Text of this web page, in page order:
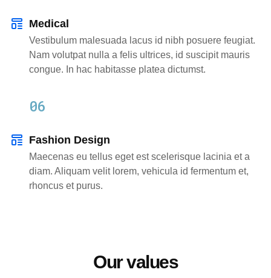
Medical
Vestibulum malesuada lacus id nibh posuere feugiat.
Nam volutpat nulla a felis ultrices, id suscipit mauris
congue. In hac habitasse platea dictumst.
06
Fashion Design
Maecenas eu tellus eget est scelerisque lacinia et a
diam. Aliquam velit lorem, vehicula id fermentum et,
rhoncus et purus.
Our values